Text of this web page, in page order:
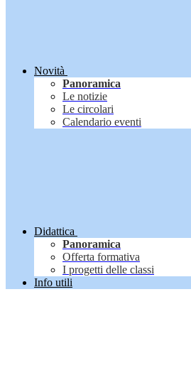
Novità
Panoramica
Le notizie
Le circolari
Calendario eventi
Didattica
Panoramica
Offerta formativa
I progetti delle classi
Info utili